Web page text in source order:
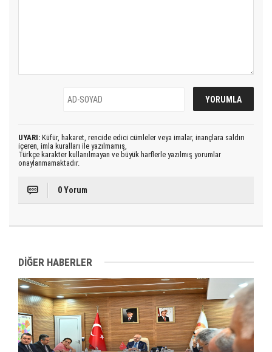
UYARI: Küfür, hakaret, rencide edici cümleler veya imalar, inançlara saldırı
içeren, imla kuralları ile yazılmamış,
Türkçe karakter kullanılmayan ve büyük harflerle yazılmış yorumlar
onaylanmamaktadır.
0 Yorum
DİĞER HABERLER